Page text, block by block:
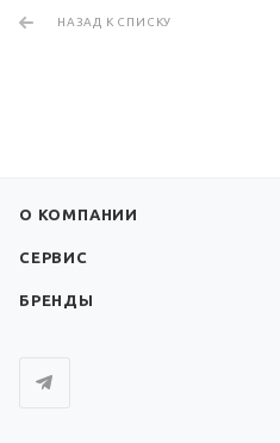
НАЗАД К СПИСКУ
О КОМПАНИИ
СЕРВИС
БРЕНДЫ